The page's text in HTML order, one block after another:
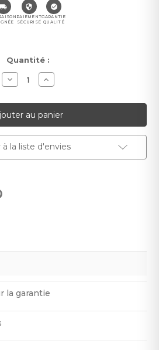
PAIEMENT
SÉCURISÉ
GARANTIE
QUALITÉ
Quantité :
Diminuer
la
pour
Carton
de
36
mètres
Corniche
Plafond
ZARA
Augmenter
la
pour
Carton
de
36
mètres
Corniche
Plafond
ZARA
la liste d'envies
la garantie